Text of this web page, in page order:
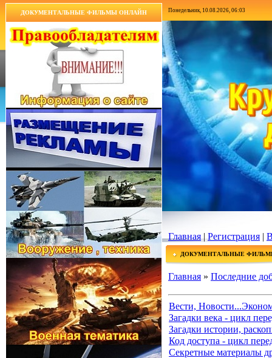
ДОКУМЕНТАЛЬНЫЕ ФИЛЬМЫ ОНЛАЙН Понедельник, 10.08.2026, 06:03
Главная|Регистрация |
ДОКУМЕНТАЛЬНЫЕ
Главная » Последние
Вести,
Загадки века - цикл
Загадки истории,
Код доступа - цикл
Секретные материалы